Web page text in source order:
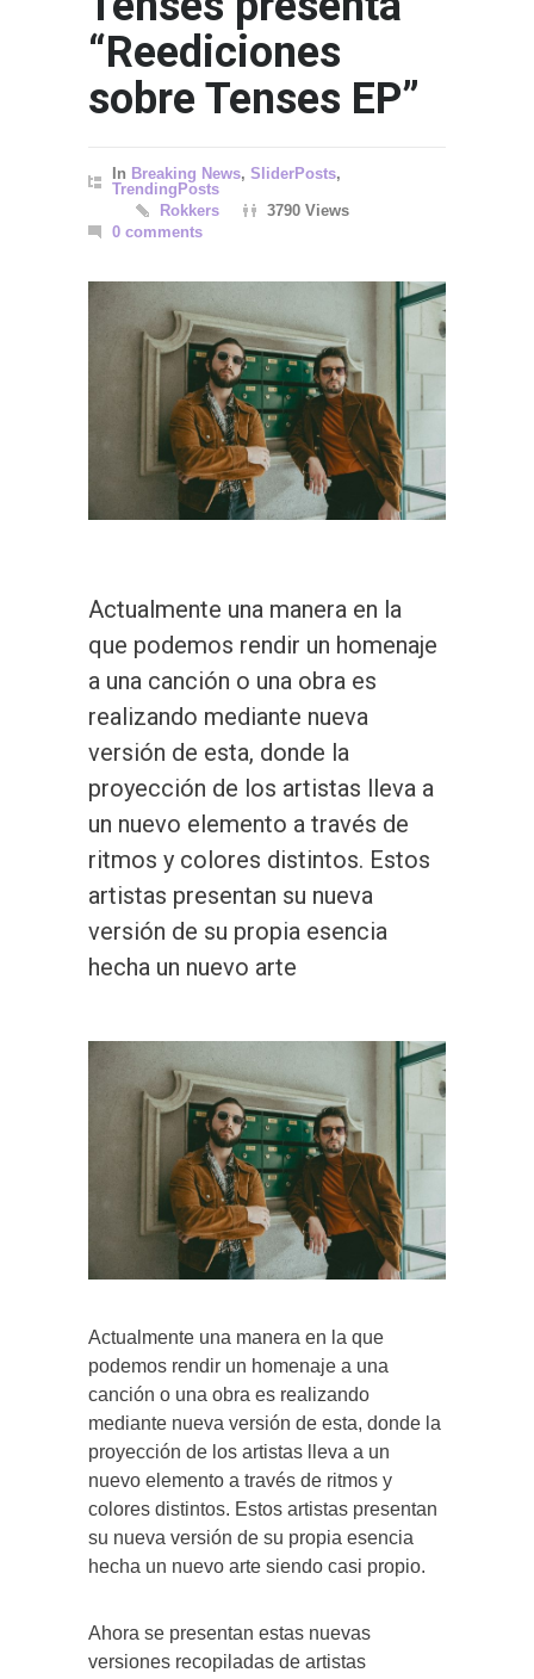
“Reediciones
sobre Tenses EP”
In Breaking News, SliderPosts,
TrendingPosts
Rokkers
3790 Views
0 comments
Actualmente una manera en la
que podemos rendir un homenaje
a una canción o una obra es
realizando mediante nueva
versión de esta, donde la
proyección de los artistas lleva a
un nuevo elemento a través de
ritmos y colores distintos. Estos
artistas presentan su nueva
versión de su propia esencia
hecha un nuevo arte
Actualmente una manera en la que
podemos rendir un homenaje a una
canción o una obra es realizando
mediante nueva versión de esta, donde la
proyección de los artistas lleva a un
nuevo elemento a través de ritmos y
colores distintos. Estos artistas presentan
su nueva versión de su propia esencia
hecha un nuevo arte siendo casi propio.
Ahora se presentan estas nuevas
versiones recopiladas de artistas